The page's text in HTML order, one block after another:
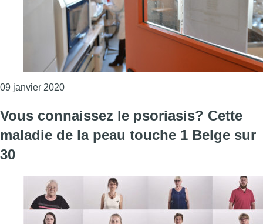
09 janvier 2020Consulter l'article "Des chercheurs de l’ULB
Vous connaissez le psoriasis? Cette
maladie de la peau touche 1 Belge sur
30